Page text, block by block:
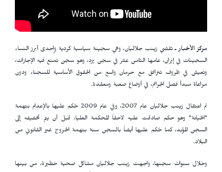
مركز الأخبار ـتقضي زينب جلاليان، وهي سجينة سياسية كردية وإحدى أبرز النساء
السجينات في إيران، عامها الثامن عشر في سجن يزد، وهو سجن تمنع فيه الإجازات،
وتعيش في ظروف تترافق مع حرمان واسع من الحقوق الأساسية للسجناء ودون
مراعاة مبدأ فصل الجرائم، في أوضاع صعبة ومعقدة.
تم اعتقال زينب جلاليان عام 2007، وفي عام 2009 حُكم عليها بالإعدام بتهمة
"الخيانة" وهو حكم صادقت عليه لاحقاً المحكمة العليا، قبل أن يتم تخفيفه إلى
السجن المؤبد، كما حُكم عليها أيضاً بالسجن سنة بتهمة الخروج غير القانوني من
البلاد.
وخلال سنوات سجنها، واجهت زينب جلاليان مشاكل صحية خطيرة، من بينها